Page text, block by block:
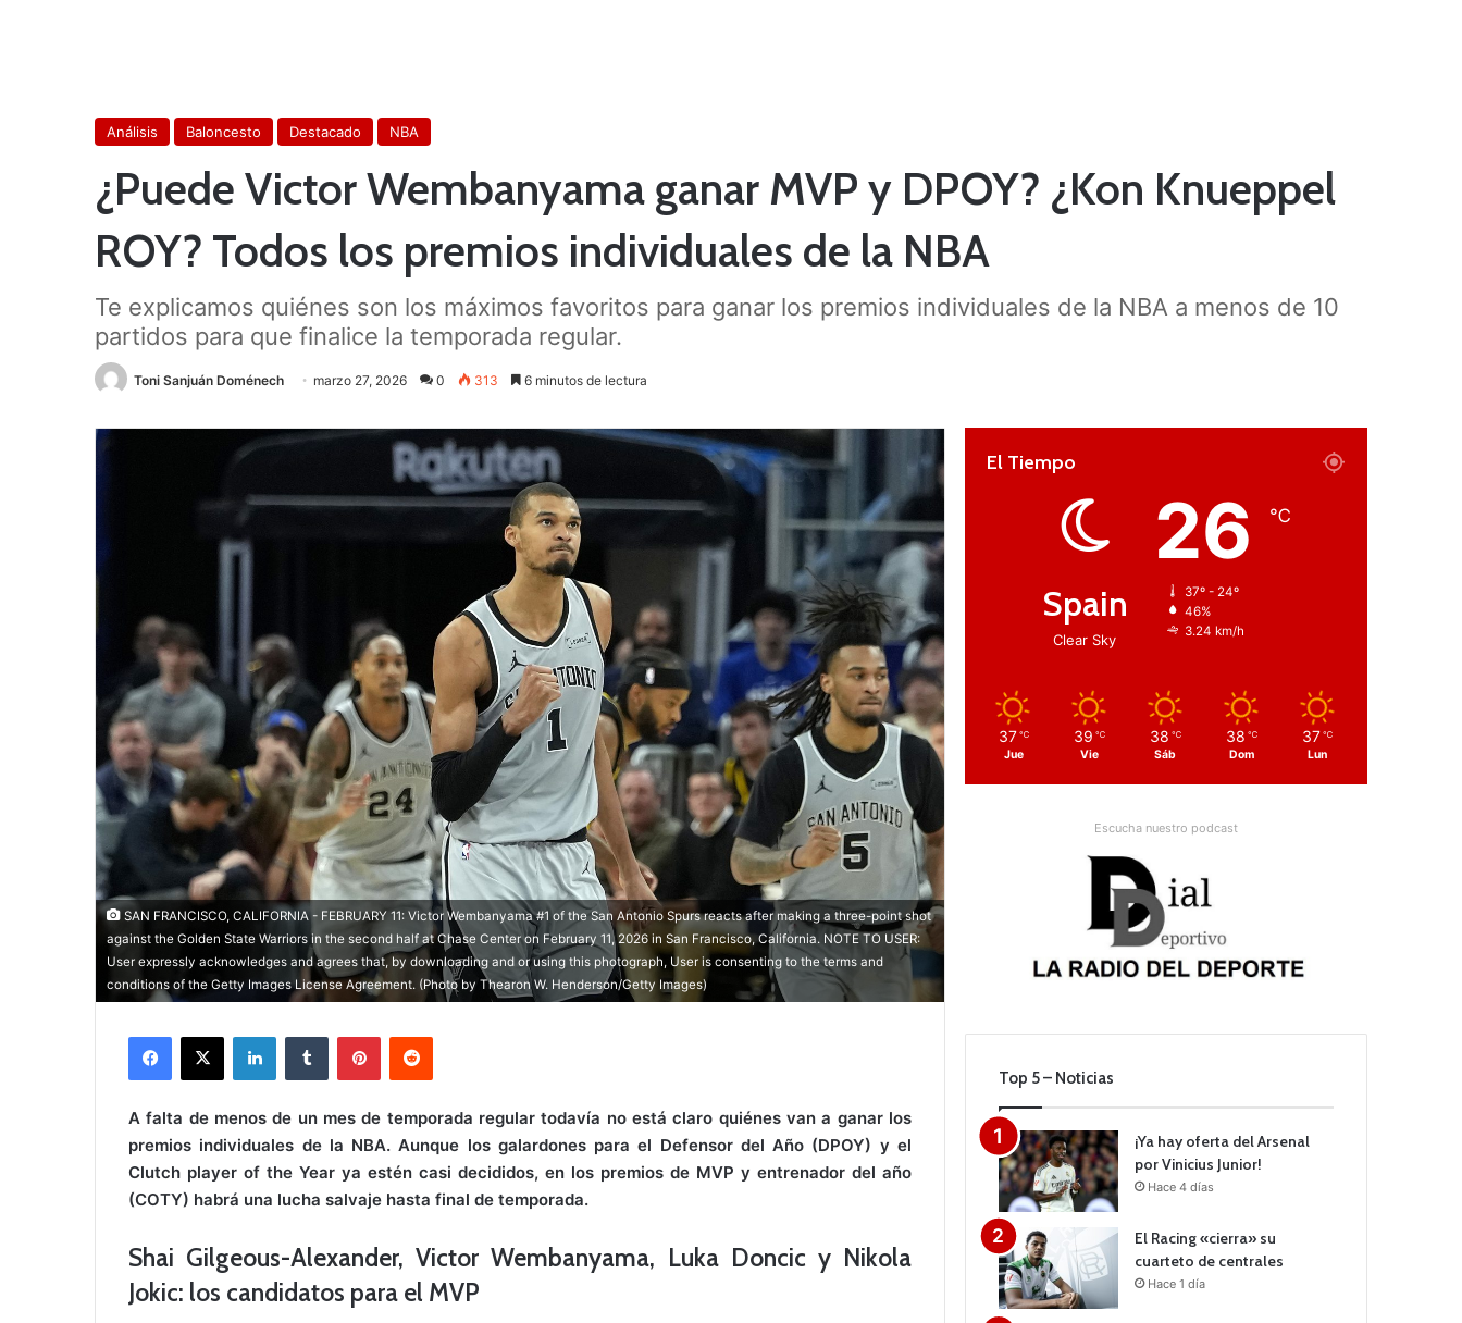
Análisis Baloncesto Destacado NBA
¿Puede Victor Wembanyama ganar MVP y DPOY? ¿Kon Knueppel
ROY? Todos los premios individuales de la NBA
Te explicamos quiénes son los máximos favoritos para ganar los premios individuales de la NBA a menos de 10
partidos para que finalice la temporada regular.
Toni Sanjuán Doménech marzo 27, 2026 0 313 6 minutos de lectura
SAN FRANCISCO, CALIFORNIA - FEBRUARY 11: Victor Wembanyama #1 of the San Antonio Spurs reacts after making a three-point shot
against the Golden State Warriors in the second half at Chase Center on February 11, 2026 in San Francisco, California. NOTE TO USER:
User expressly acknowledges and agrees that, by downloading and or using this photograph, User is consenting to the terms and
conditions of the Getty Images License Agreement. (Photo by Thearon W. Henderson/Getty Images)
A falta de menos de un mes de temporada regular todavía no está claro quiénes van a ganar los
premios individuales de la NBA. Aunque los galardones para el Defensor del Año (DPOY) y el
Clutch player of the Year ya estén casi decididos, en los premios de MVP y entrenador del año
(COTY) habrá una lucha salvaje hasta final de temporada.
Shai Gilgeous-Alexander, Victor Wembanyama, Luka Doncic y Nikola
Jokic: los candidatos para el MVP
El Tiempo
Spain
Clear Sky
26 ℃
37º - 24º
46%
3.24 km/h
37 ℃
Jue
39 ℃
Vie
38 ℃
Sáb
38 ℃
Dom
37 ℃
Lun
Escucha nuestro podcast
Top 5 – Noticias
¡Ya hay oferta del Arsenal
por Vinicius Junior!
Hace 4 días
El Racing «cierra» su
cuarteto de centrales
Hace 1 día